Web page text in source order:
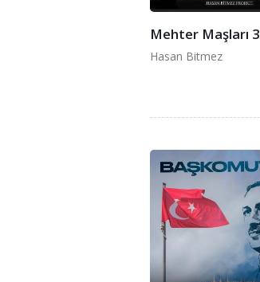
Mehter Maşları 3
Hasan Bitmez